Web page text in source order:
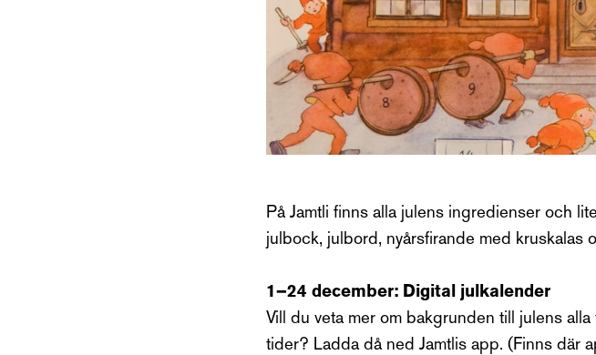
På Jamtli finns alla julens ingredienser och
julbock, julbord, nyårsfirande med kruskalas
1–24 december: Digital julkalender
Vill du veta mer om bakgrunden till julens
tider? Ladda då ned Jamtlis app. (Finns där